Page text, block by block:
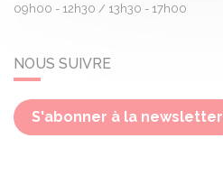
09h00 - 12h30 13h30 - 17h00
NOUS SUIVRE
S'abonner à la newsletter